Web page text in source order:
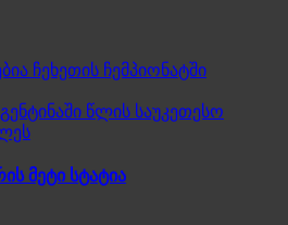
ჩეხეთის ჩემპიონატში
წლის საუკეთესო
მეტი სტატია